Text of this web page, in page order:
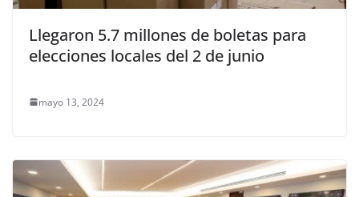
Llegaron 5.7 millones de boletas para
elecciones locales del 2 de junio
mayo 13, 2024